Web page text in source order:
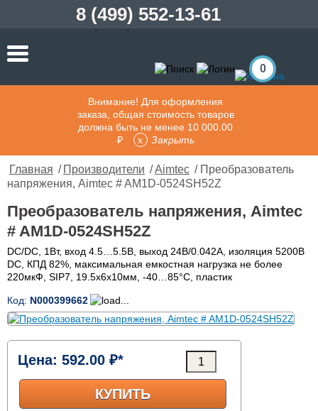
8 (499) 552-13-61
0
Внимание! Для оформления
заказа, общая стоимость товаров
должна быть не менее 10 000.00
₽
Закрыть
Главная / Производители /Aimtec / Преобразователь
напряжения, Aimtec # AM1D-0524SH52Z
Преобразователь напряжения, Aimtec
# AM1D-0524SH52Z
DC/DC, 1Вт, вход 4.5…5.5В, выход 24В/0.042А, изоляция 5200В
DC, КПД 82%, максимальная емкостная нагрузка не более
220мкФ, SIP7, 19.5x6x10мм, -40…85°C, пластик
Код: N000399662
Цена: 592.00 ₽*
КУПИТЬ